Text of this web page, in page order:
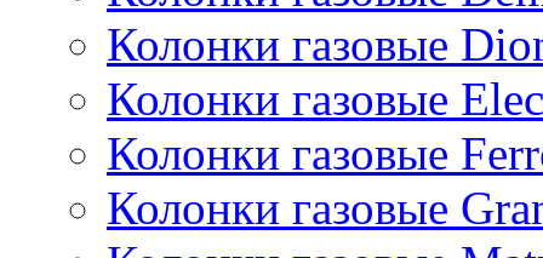
Колонки газовые
Колонки газовые
Колонки газовые
Колонки газовые